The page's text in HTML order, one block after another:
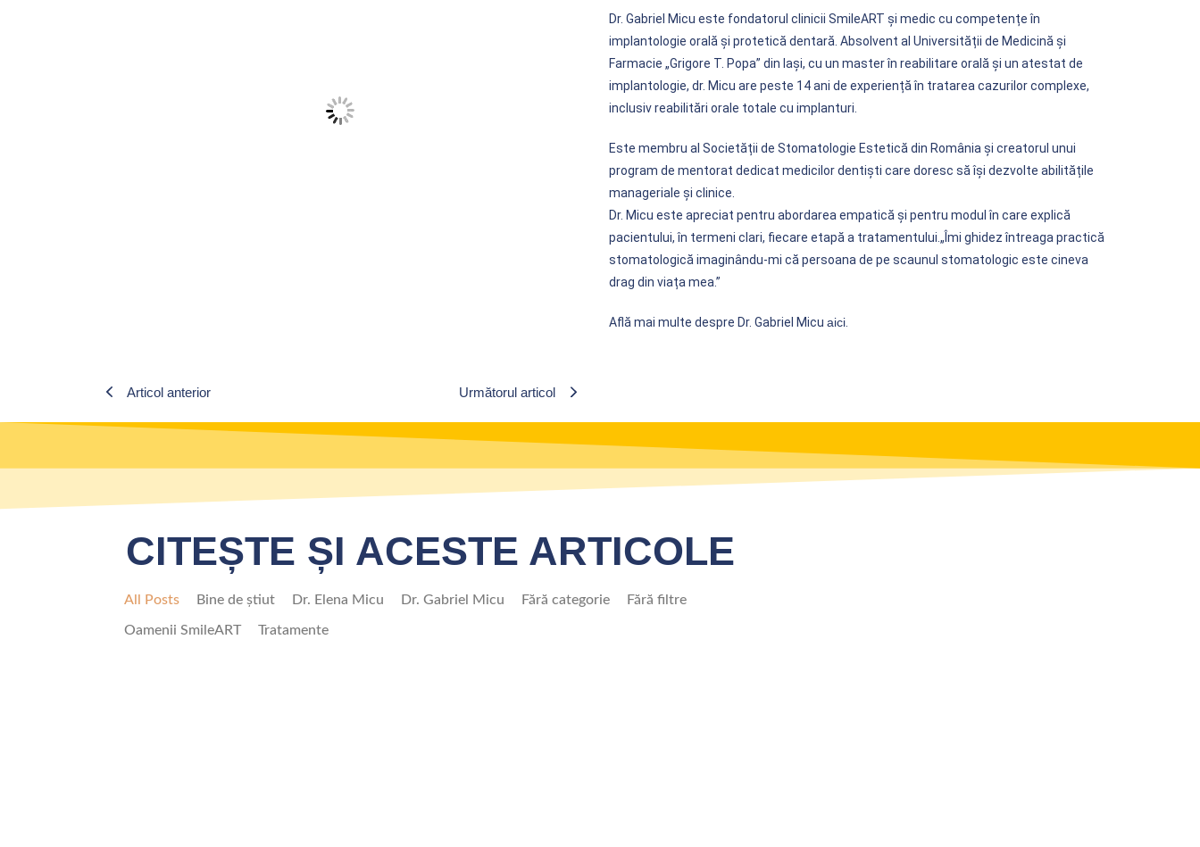
Dr. Gabriel Micu este fondatorul clinicii SmileART și medic cu competențe în
implantologie orală și protetică dentară. Absolvent al Universității de Medicină și
Farmacie „Grigore T. Popa” din Iași, cu un master în reabilitare orală și un atestat de
implantologie, dr. Micu are peste 14 ani de experiență în tratarea cazurilor complexe,
inclusiv reabilitări orale totale cu implanturi.
Este membru al Societății de Stomatologie Estetică din România și creatorul unui
program de mentorat dedicat medicilor dentiști care doresc să își dezvolte abilitățile
manageriale și clinice.
Dr. Micu este apreciat pentru abordarea empatică și pentru modul în care explică
pacientului, în termeni clari, fiecare etapă a tratamentului.„Îmi ghidez întreaga practică
stomatologică imaginându-mi că persoana de pe scaunul stomatologic este cineva
drag din viața mea.”
Află mai multe despre Dr. Gabriel Micu aici
Articol anterior Următorul articol
CITEȘTE ȘI ACESTE ARTICOLE
All Posts Bine de știut Dr. Elena Micu Dr. Gabriel Micu Fără categorie Fără filtre
Oamenii SmileART Tratamente